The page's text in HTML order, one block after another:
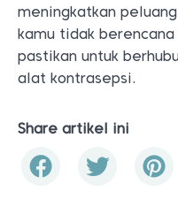
meningkatkan
kamu tidak
pastikan untuk
alat kontrasepsi.
Share artikel ini